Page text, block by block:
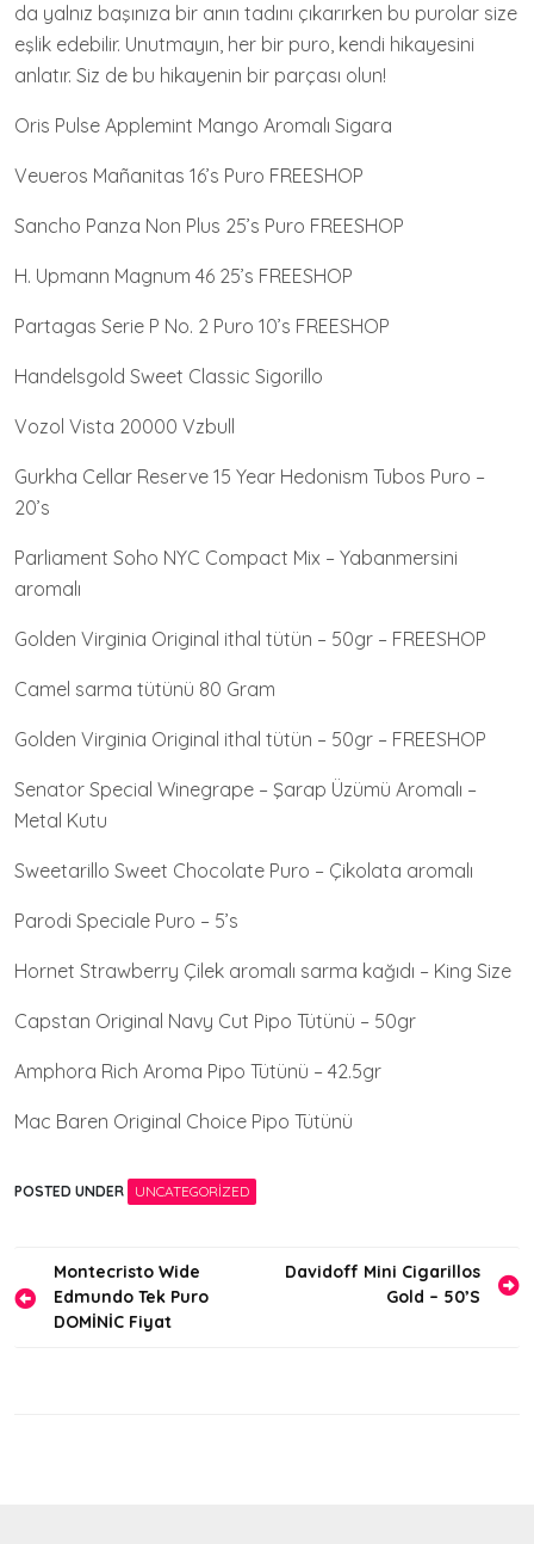
da yalnız başınıza bir anın tadını çıkarırken bu purolar size
eşlik edebilir. Unutmayın, her bir puro, kendi hikayesini
anlatır. Siz de bu hikayenin bir parçası olun!
Oris Pulse Applemint Mango Aromalı Sigara
Veueros Mañanitas 16’s Puro FREESHOP
Sancho Panza Non Plus 25’s Puro FREESHOP
H. Upmann Magnum 46 25’s FREESHOP
Partagas Serie P No. 2 Puro 10’s FREESHOP
Handelsgold Sweet Classic Sigorillo
Vozol Vista 20000 Vzbull
Gurkha Cellar Reserve 15 Year Hedonism Tubos Puro –
20’s
Parliament Soho NYC Compact Mix – Yabanmersini
aromalı
Golden Virginia Original ithal tütün – 50gr – FREESHOP
Camel sarma tütünü 80 Gram
Golden Virginia Original ithal tütün – 50gr – FREESHOP
Senator Special Winegrape – Şarap Üzümü Aromalı –
Metal Kutu
Sweetarillo Sweet Chocolate Puro – Çikolata aromalı
Parodi Speciale Puro – 5’s
Hornet Strawberry Çilek aromalı sarma kağıdı – King Size
Capstan Original Navy Cut Pipo Tütünü – 50gr
Amphora Rich Aroma Pipo Tütünü – 42.5gr
Mac Baren Original Choice Pipo Tütünü
POSTED UNDER UNCATEGORIZED
Yazı
gezinmesi
Montecristo Wide
Edmundo Tek Puro
DOMİNİC Fiyat
Davidoff Mini Cigarillos
Gold – 50’S